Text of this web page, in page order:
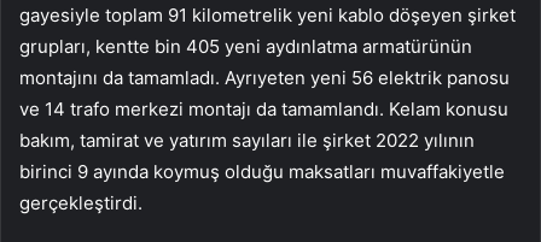
gayesiyle toplam 91 kilometrelik yeni kablo döşeyen şirket
grupları, kentte bin 405 yeni aydınlatma armatürünün
montajını da tamamladı. Ayrıyeten yeni 56 elektrik panosu
ve 14 trafo merkezi montajı da tamamlandı. Kelam konusu
bakım, tamirat ve yatırım sayıları ile şirket 2022 yılının
birinci 9 ayında koymuş olduğu maksatları muvaffakiyetle
gerçekleştirdi.